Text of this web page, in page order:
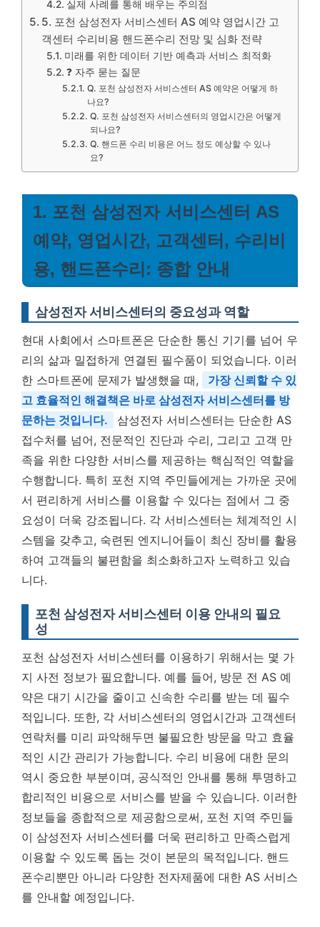
실제 사례를 통해 배우는 주의점
5. 포천 삼성전자 서비스센터 AS 예약 영업시간 고
객센터 수리비용 핸드폰수리 전망 및 심화 전략
미래를 위한 데이터 기반 예측과 서비스 최적화
❓ 자주 묻는 질문
Q. 포천 삼성전자 서비스센터 AS 예약은 어떻게 하
나요?
Q. 포천 삼성전자 서비스센터의 영업시간은 어떻게
되나요?
Q. 핸드폰 수리 비용은 어느 정도 예상할 수 있나
요?
1. 포천 삼성전자 서비스센터 AS
예약, 영업시간, 고객센터, 수리비
용, 핸드폰수리: 종합 안내
삼성전자 서비스센터의 중요성과 역할
현대 사회에서 스마트폰은 단순한 통신 기기를 넘어 우
리의 삶과 밀접하게 연결된 필수품이 되었습니다. 이러
한 스마트폰에 문제가 발생했을 때,
가장 신뢰할 수 있
고 효율적인 해결책은 바로 삼성전자 서비스센터를 방
문하는 것입니다.
삼성전자 서비스센터는 단순한 AS
접수처를 넘어, 전문적인 진단과 수리, 그리고 고객 만
족을 위한 다양한 서비스를 제공하는 핵심적인 역할을
수행합니다. 특히 포천 지역 주민들에게는 가까운 곳에
서 편리하게 서비스를 이용할 수 있다는 점에서 그 중
요성이 더욱 강조됩니다. 각 서비스센터는 체계적인 시
스템을 갖추고, 숙련된 엔지니어들이 최신 장비를 활용
하여 고객들의 불편함을 최소화하고자 노력하고 있습
니다.
포천 삼성전자 서비스센터 이용 안내의 필요
성
포천 삼성전자 서비스센터를 이용하기 위해서는 몇 가
지 사전 정보가 필요합니다. 예를 들어, 방문 전 AS 예
약은 대기 시간을 줄이고 신속한 수리를 받는 데 필수
적입니다. 또한, 각 서비스센터의 영업시간과 고객센터
연락처를 미리 파악해두면 불필요한 방문을 막고 효율
적인 시간 관리가 가능합니다. 수리 비용에 대한 문의
역시 중요한 부분이며, 공식적인 안내를 통해 투명하고
합리적인 비용으로 서비스를 받을 수 있습니다. 이러한
정보들을 종합적으로 제공함으로써, 포천 지역 주민들
이 삼성전자 서비스센터를 더욱 편리하고 만족스럽게
이용할 수 있도록 돕는 것이 본문의 목적입니다. 핸드
폰수리뿐만 아니라 다양한 전자제품에 대한 AS 서비스
를 안내할 예정입니다.